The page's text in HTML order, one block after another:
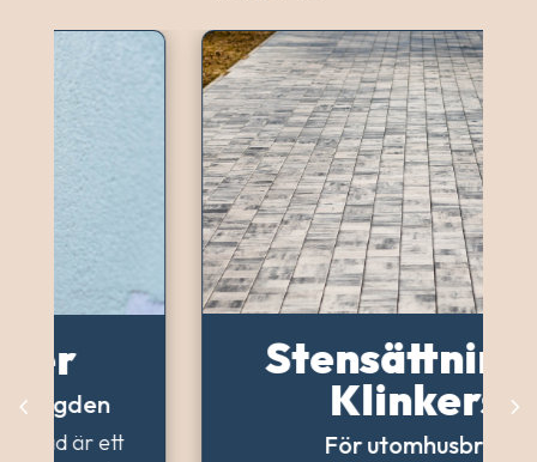
Stensättning &
Klinkers
För utomhusbruk